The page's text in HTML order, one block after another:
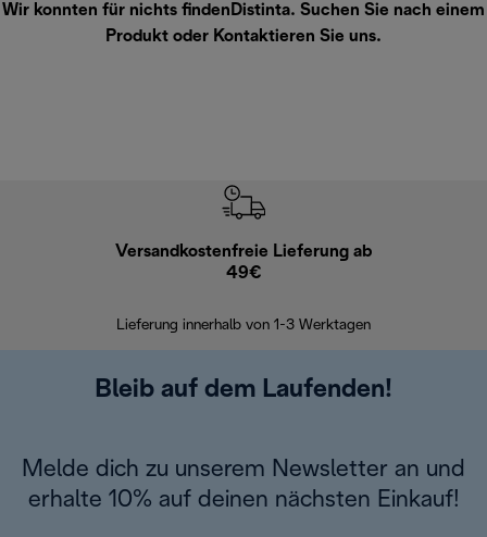
Wir konnten für nichts findenDistinta. Suchen Sie nach einem
Produkt oder Kontaktieren Sie uns.
Versandkostenfreie Lieferung ab
49€
Lieferung innerhalb von 1-3 Werktagen
Bleib auf dem Laufenden!
Melde dich zu unserem Newsletter an und
erhalte 10% auf deinen nächsten Einkauf!